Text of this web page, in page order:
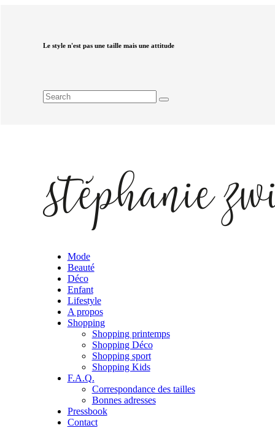
Le style n'est pas une taille mais une attitude
Mode
Beauté
Déco
Enfant
Lifestyle
A propos
Shopping
Shopping printemps
Shopping Déco
Shopping sport
Shopping Kids
F.A.Q.
Correspondance des tailles
Bonnes adresses
Pressbook
Contact